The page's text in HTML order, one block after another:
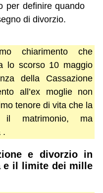
per definire quando
di divorzio.
chiarimento che
lo scorso 10 maggio
della Cassazione
all’ex moglie non
tenore di vita che la
il matrimonio, ma
.
e divorzio in
e il limite dei mille